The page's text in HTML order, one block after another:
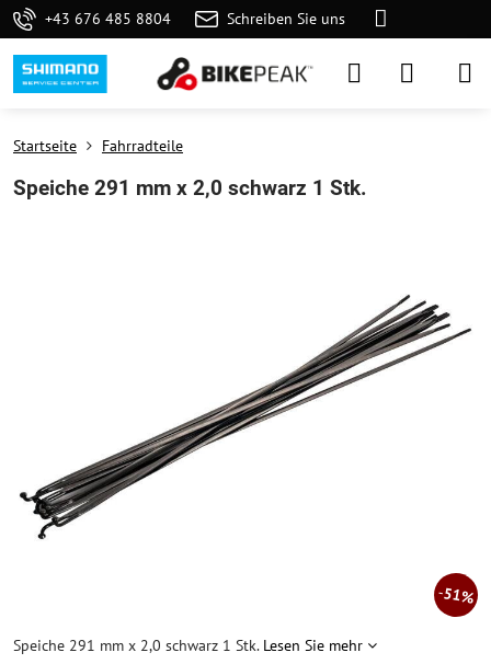
+43 676 485 8804 Schreiben Sie uns
51%
Startseite Fahrradteile
Speiche 291 mm x 2,0 schwarz 1 Stk.
Speiche 291 mm x 2,0 schwarz 1 Stk. Lesen Sie mehr